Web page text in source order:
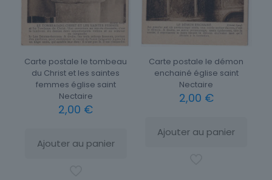
Carte postale le tombeau
du Christ et les saintes
femmes église saint
Nectaire
2,00 €
Ajouter au panier
Carte postale le démon
enchainé église saint
Nectaire
2,00 €
Ajouter au panier